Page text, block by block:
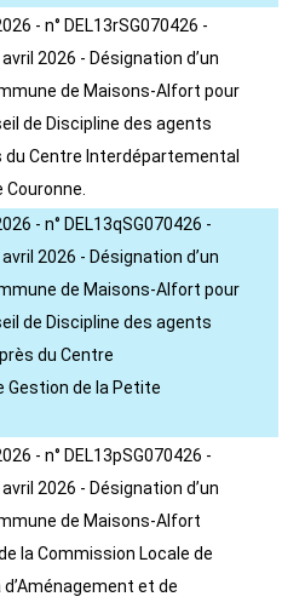
- n° DEL13rSG070426 -
2026 - Désignation d’un
de Maisons-Alfort pour
de Discipline des agents
Centre Interdépartemental
- n° DEL13qSG070426 -
2026 - Désignation d’un
de Maisons-Alfort pour
de Discipline des agents
du Centre
Gestion de la Petite
- n° DEL13pSG070426 -
2026 - Désignation d’un
de Maisons-Alfort
la Commission Locale de
d’Aménagement et de